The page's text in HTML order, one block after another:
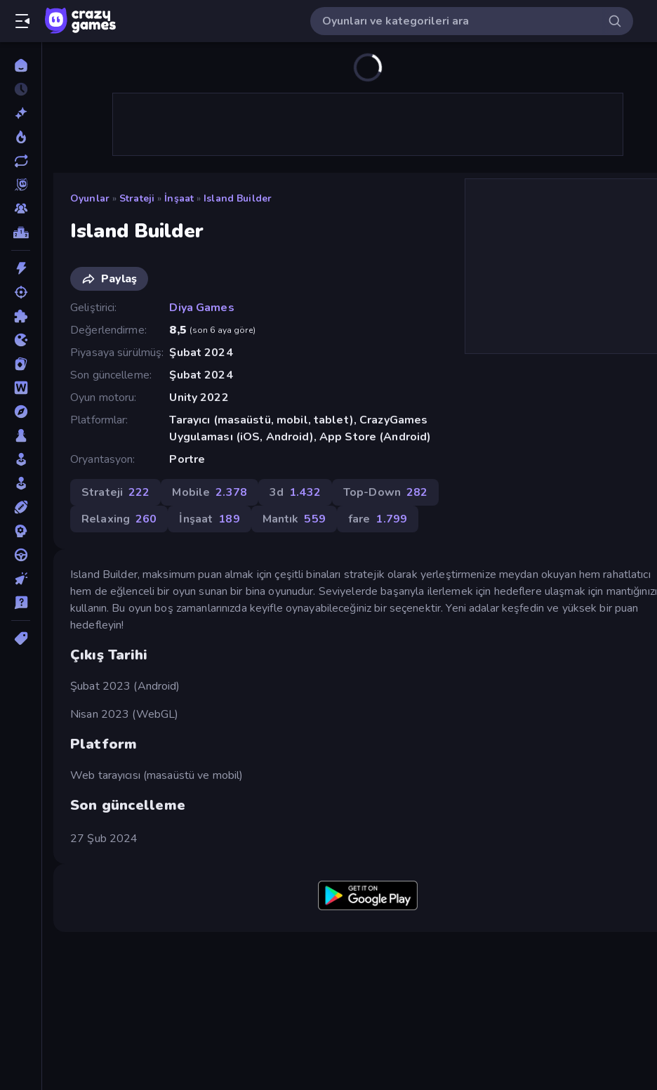
Oyunlar » Strateji » İnşaat » Island Builder
Island Builder
Paylaş
Geliştirici
Diya Games
Değerlendirme
8,5 (son 6 aya göre)
Piyasaya sürülmüş Şubat 2024
Son güncelleme
Şubat 2024
Oyun motoru
Unity 2022
Platformlar
Tarayıcı (masaüstü, mobil, tablet), CrazyGames
Uygulaması (iOS, Android), App Store (Android)
Oryantasyon
Portre
Strateji 222 Mobile 2.378 3d 1.432 Top-Down 282
Relaxing 260 İnşaat 189 Mantık 559 fare 1.799
Island Builder, maksimum puan almak için çeşitli binaları stratejik olarak yerleştirmenize meydan okuyan hem rahatlatıcı
hem de eğlenceli bir oyun sunan bir bina oyunudur. Seviyelerde başarıyla ilerlemek için hedeflere ulaşmak için mantığınızı
kullanın. Bu oyun boş zamanlarınızda keyifle oynayabileceğiniz bir seçenektir. Yeni adalar keşfedin ve yüksek bir puan
hedefleyin!
Çıkış Tarihi
Şubat 2023 (Android)
Nisan 2023 (WebGL)
Platform
Web tarayıcısı (masaüstü ve mobil)
Son güncelleme
27 Şub 2024